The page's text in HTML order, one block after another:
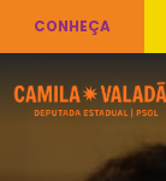
CONHEÇA